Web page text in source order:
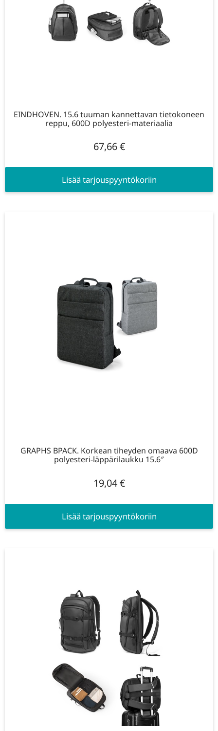
EINDHOVEN. 15.6 tuuman kannettavan tietokoneen
reppu, 600D polyesteri-materiaalia
67,66€
Lisää tarjouspyyntökoriin
GRAPHS BPACK. Korkean tiheyden omaava 600D
polyesteri-läppärilaukku 15.6″
19,04€
Lisää tarjouspyyntökoriin